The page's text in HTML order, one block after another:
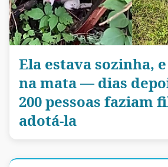
Ela estava sozinha,
na mata — dias
200 pessoas faziam
adotá-la